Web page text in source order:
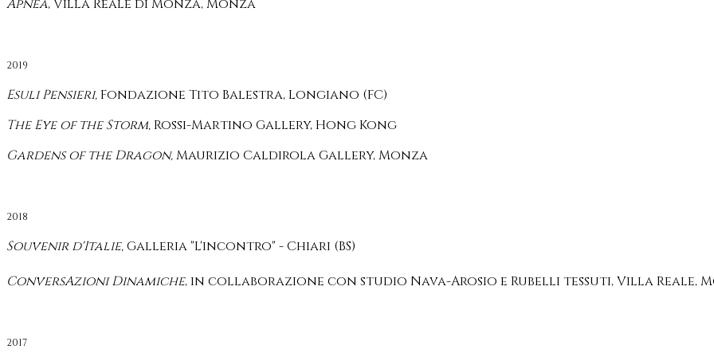
Apnea, Villa Reale di Monza, Monza
2019
Esuli Pensieri, Fondazione Tito Balestra, Longiano (FC)
The Eye of the Storm, Rossi-Martino Gallery, Hong Kong
Gardens of the Dragon,Maurizio Caldirola Gallery, Monza
2018
Souvenir d'Italie,Galleria "L'incontro" - Chiari (BS)
ConversAzioni Dinamiche, in collaborazione con studio Nava-Arosio e Rubelli tessuti, Villa Reale,
2017